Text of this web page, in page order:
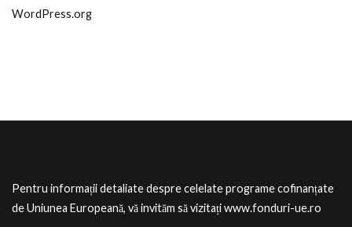
WordPress.org
Pentru informații detaliate despre celelate programe cofinanțate
de Uniunea Europeană, vă invităm să vizitațiwww.fonduri-ue.ro